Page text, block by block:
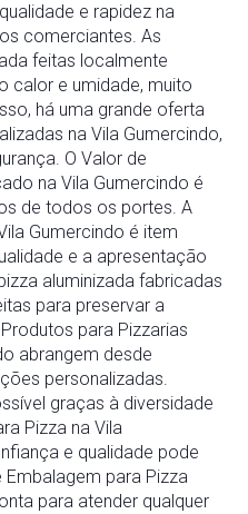
e rapidez na
comerciantes. As
feitas localmente
calor e umidade, muito
há uma grande oferta
na Vila Gumercindo,
O Valor de
na Vila Gumercindo é
de todos os portes. A
Gumercindo é item
e a apresentação
aluminizada fabricadas
para preservar a
para Pizzarias
abrangem desde
personalizadas.
graças à diversidade
Pizza na Vila
e qualidade pode
para Pizza
para atender qualquer